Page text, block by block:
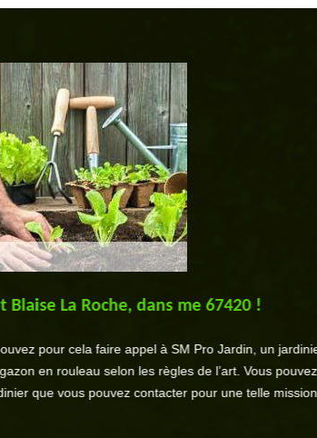
La Roche, dans me 67420 !
pour cela faire appel à SM Pro Jardin, un jardinier
en rouleau selon les règles de l’art. Vous pouvez lui
que vous pouvez contacter pour une telle mission.